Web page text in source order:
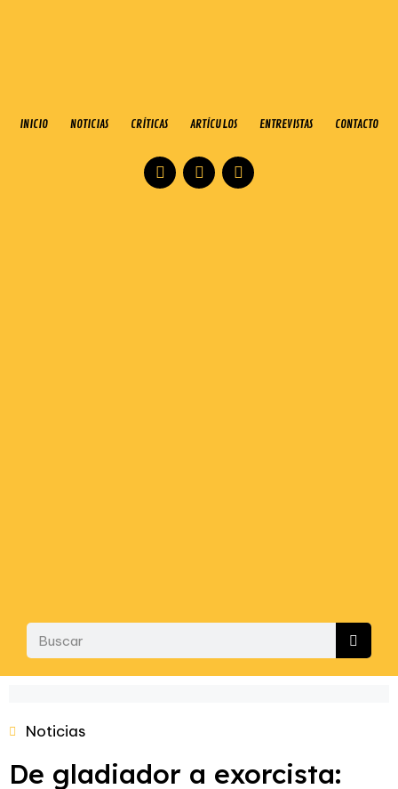
INICIO NOTICIAS CRÍTICAS ARTÍCULOS ENTREVISTAS CONTACTO
Noticias
De gladiador a exorcista: